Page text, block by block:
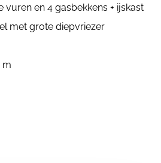
vuren en 4 gasbekkens + ijskast
met grote diepvriezer
m